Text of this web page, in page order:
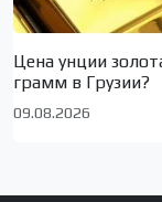
Цена унции
грамм в Грузии?
09.08.2026